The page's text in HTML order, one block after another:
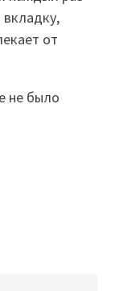
вкладку,
от
не было